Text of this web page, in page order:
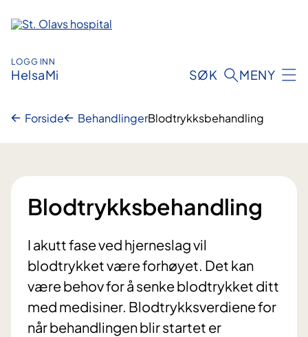
innhold
LOGG INN
HelsaMi SØK MENY
Forside BehandlingerBlodtrykksbehandling
Blodtrykksbehandling
I akutt fase ved hjerneslag vil
blodtrykket være forhøyet. Det kan
være behov for å senke blodtrykket ditt
med medisiner. Blodtrykksverdiene for
når behandlingen blir startet er